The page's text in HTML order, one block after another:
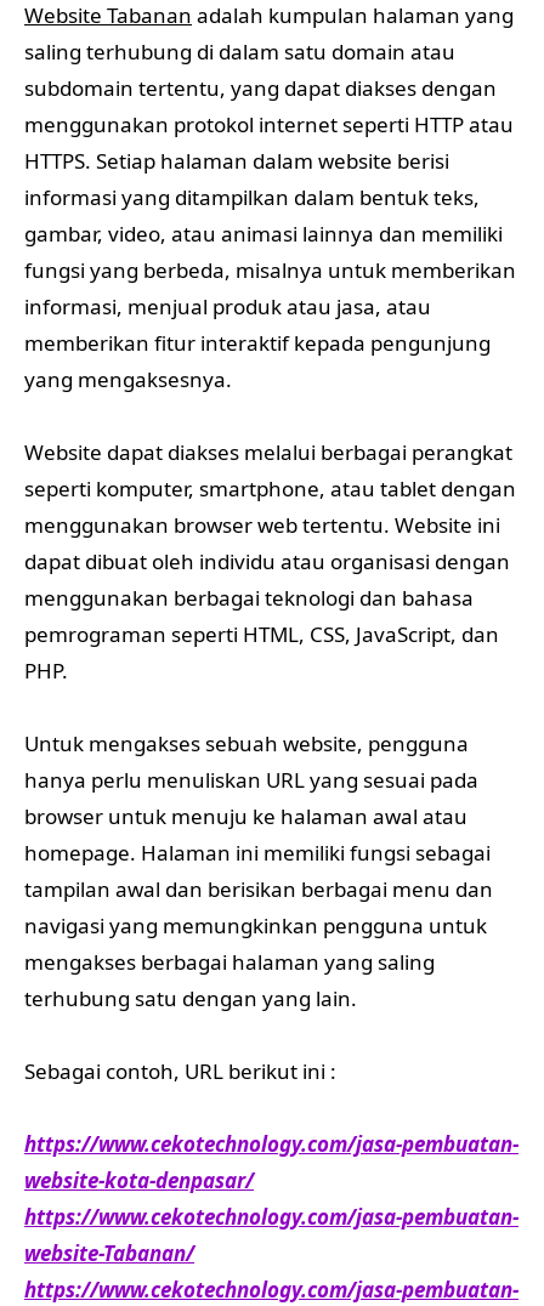
Website Tabanan adalah kumpulan halaman yang
saling terhubung di dalam satu domain atau
subdomain tertentu, yang dapat diakses dengan
menggunakan protokol internet seperti HTTP atau
HTTPS. Setiap halaman dalam website berisi
informasi yang ditampilkan dalam bentuk teks,
gambar, video, atau animasi lainnya dan memiliki
fungsi yang berbeda, misalnya untuk memberikan
informasi, menjual produk atau jasa, atau
memberikan fitur interaktif kepada pengunjung
yang mengaksesnya.
Website dapat diakses melalui berbagai perangkat
seperti komputer, smartphone, atau tablet dengan
menggunakan browser web tertentu. Website ini
dapat dibuat oleh individu atau organisasi dengan
menggunakan berbagai teknologi dan bahasa
pemrograman seperti HTML, CSS, JavaScript, dan
PHP.
Untuk mengakses sebuah website, pengguna
hanya perlu menuliskan URL yang sesuai pada
browser untuk menuju ke halaman awal atau
homepage. Halaman ini memiliki fungsi sebagai
tampilan awal dan berisikan berbagai menu dan
navigasi yang memungkinkan pengguna untuk
mengakses berbagai halaman yang saling
terhubung satu dengan yang lain.
Sebagai contoh, URL berikut ini :
https://www.cekotechnology.com/jasa-pembuatan-
website-kota-denpasar/
https://www.cekotechnology.com/jasa-pembuatan-
website-Tabanan/
https://www.cekotechnology.com/jasa-pembuatan-